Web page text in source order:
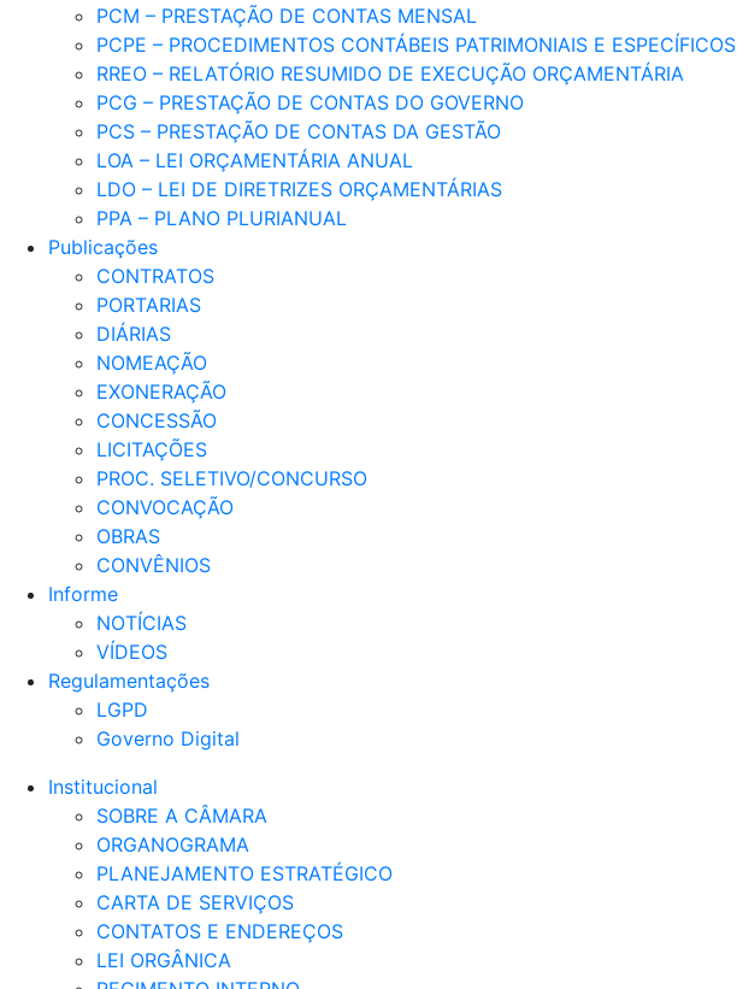
PCM – PRESTAÇÃO DE CONTAS MENSAL
PCPE – PROCEDIMENTOS CONTÁBEIS PATRIMONIAIS E ESPECÍFICOS
RREO – RELATÓRIO RESUMIDO DE EXECUÇÃO ORÇAMENTÁRIA
PCG – PRESTAÇÃO DE CONTAS DO GOVERNO
PCS – PRESTAÇÃO DE CONTAS DA GESTÃO
LOA – LEI ORÇAMENTÁRIA ANUAL
LDO – LEI DE DIRETRIZES ORÇAMENTÁRIAS
PPA – PLANO PLURIANUAL
Publicações
CONTRATOS
PORTARIAS
DIÁRIAS
NOMEAÇÃO
EXONERAÇÃO
CONCESSÃO
LICITAÇÕES
PROC. SELETIVO/CONCURSO
CONVOCAÇÃO
OBRAS
CONVÊNIOS
Informe
NOTÍCIAS
VÍDEOS
Regulamentações
LGPD
Governo Digital
Institucional
SOBRE A CÂMARA
ORGANOGRAMA
PLANEJAMENTO ESTRATÉGICO
CARTA DE SERVIÇOS
CONTATOS E ENDEREÇOS
LEI ORGÂNICA